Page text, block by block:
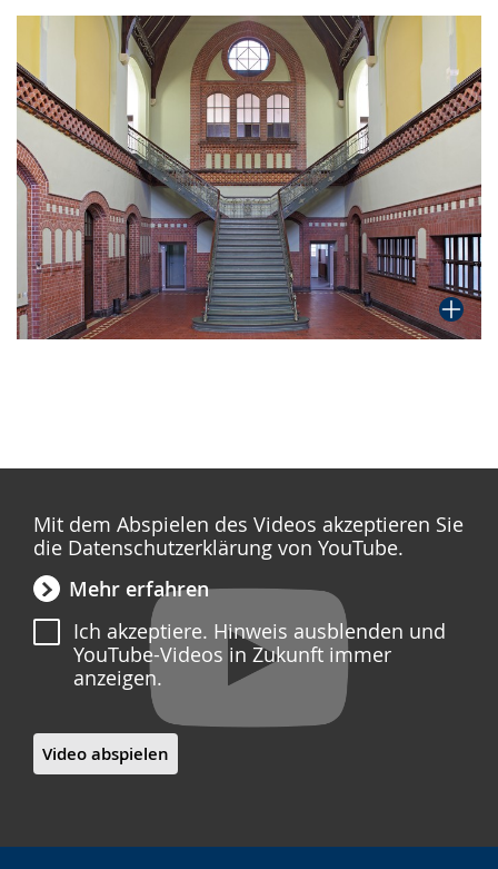
Mit dem Abspielen des Videos akzeptieren Sie
die Datenschutzerklärung von YouTube.
Mehr erfahren
Ich akzeptiere. Hinweis ausblenden und
YouTube-Videos in Zukunft immer
anzeigen.
Video abspielen